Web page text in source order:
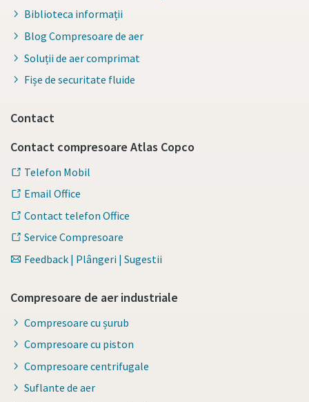
Biblioteca informații
Blog Compresoare de aer
Soluții de aer comprimat
Fișe de securitate fluide
Contact
Contact compresoare Atlas Copco
Telefon Mobil
Email Office
Contact telefon Office
Service Compresoare
Feedback | Plângeri | Sugestii
Compresoare de aer industriale
Compresoare cu șurub
Compresoare cu piston
Compresoare centrifugale
Suflante de aer